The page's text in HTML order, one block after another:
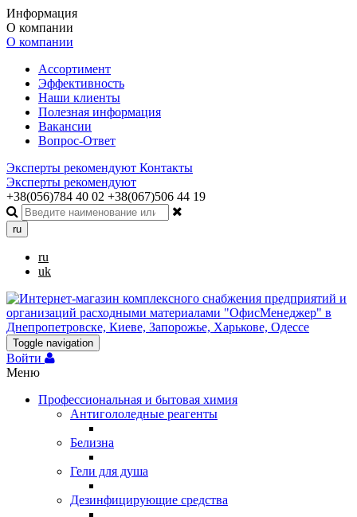
Информация
О компании
О компании
Ассортимент
Эффективность
Наши клиенты
Полезная информация
Вакансии
Вопрос-Ответ
Эксперты рекомендуют Контакты
Эксперты рекомендуют
+38(056)784 40 02 +38(067)506 44 19
ru
ru
uk
Toggle navigation
Войти
Меню
Профессиональная и бытовая химия
Антигололедные реагенты
Белизна
Гели для душа
Дезинфицирующие средства